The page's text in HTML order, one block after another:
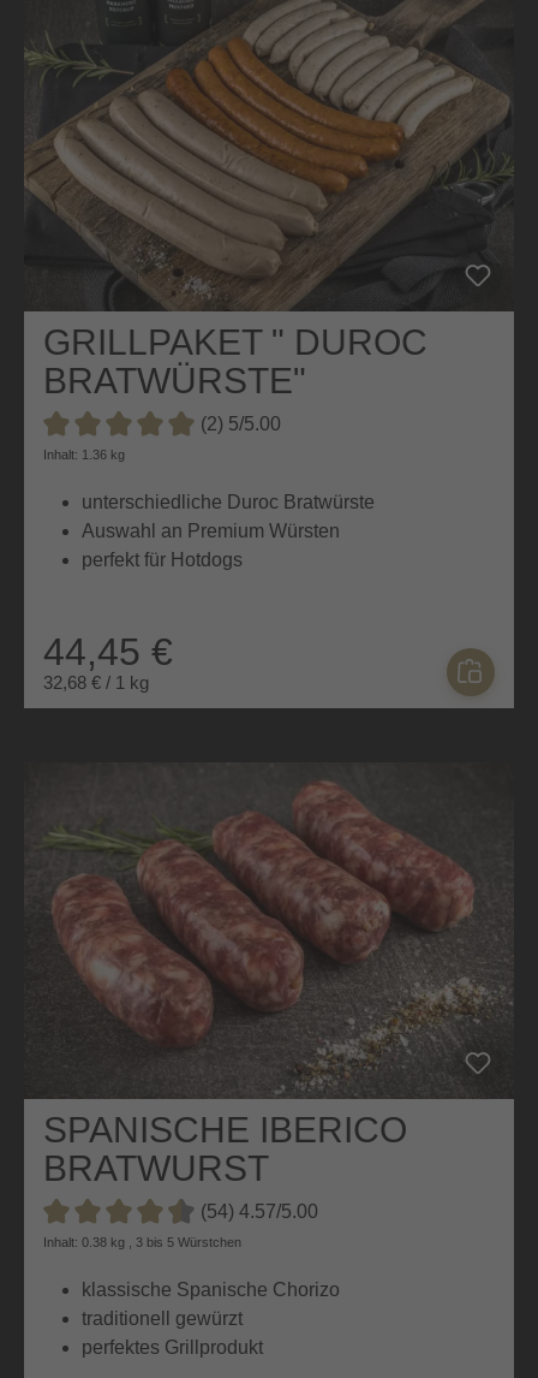
GRILLPAKET " DUROC
BRATWÜRSTE"
Durchschnittliche Bewertung von 5 von 5 Sternen
(2) 5/5.00
Inhalt: 1.36 kg
unterschiedliche Duroc Bratwürste
Auswahl an Premium Würsten
perfekt für Hotdogs
44,45 €
32,68 € / 1 kg
SPANISCHE IBERICO
BRATWURST
Durchschnittliche Bewertung von 4.5 von 5 Sternen
(54) 4.57/5.00
Inhalt: 0.38 kg , 3 bis 5 Würstchen
klassische Spanische Chorizo
traditionell gewürzt
perfektes Grillprodukt